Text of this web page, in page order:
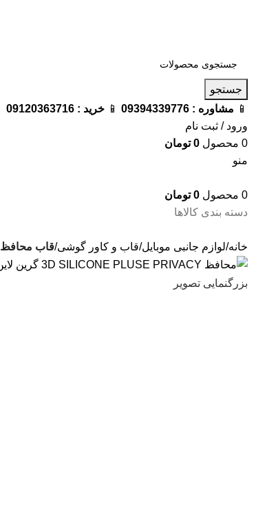
جستجو
📱 مشاوره : 09394339776
📱 خرید : 09120363716
ورود / ثبت نام
0 محصول 0 تومان
منو
0 محصول 0 تومان
دسته بندی کالاها
خانه لوازم جانبی موبایل قاب و کاور گوشی قاب محافظ 3D SILICONE PLUSE PRIVACY گرین لاین
بزرگنمایی تصویر